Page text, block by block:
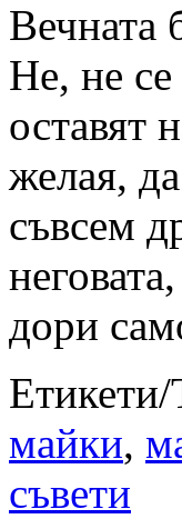
Вечната
Не, не
оставят
желая,
съвсем
дори
Етикети/
майки,
съвети